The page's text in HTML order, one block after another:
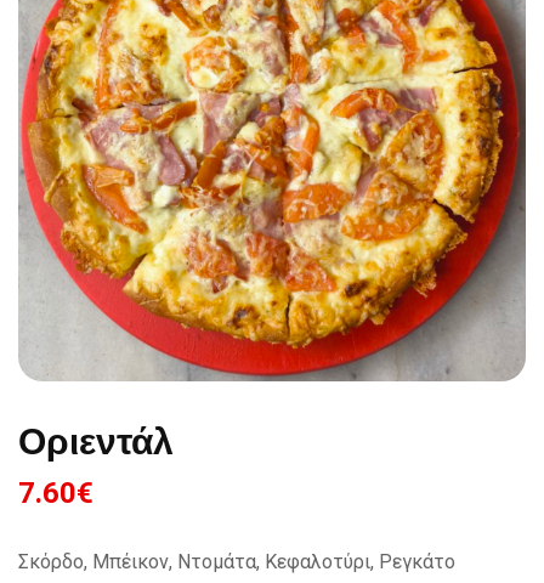
Οριεντάλ
7.60€
Σκόρδο, Μπέικον, Ντομάτα, Κεφαλοτύρι, Ρεγκάτο